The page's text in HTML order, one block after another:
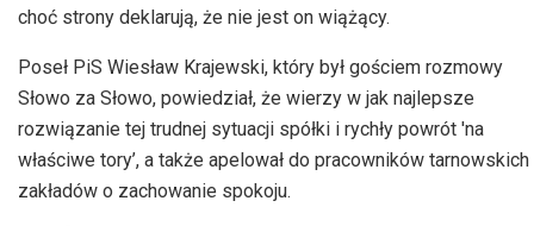
choć strony deklarują, że nie jest on wiążący.
Poseł PiS Wiesław Krajewski, który był gościem rozmowy
Słowo za Słowo, powiedział, że wierzy w jak najlepsze
rozwiązanie tej trudnej sytuacji spółki i rychły powrót 'na
właściwe tory’, a także apelował do pracowników tarnowskich
zakładów o zachowanie spokoju.